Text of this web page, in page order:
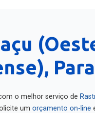
o melhor serviço de
um orçamento on-line